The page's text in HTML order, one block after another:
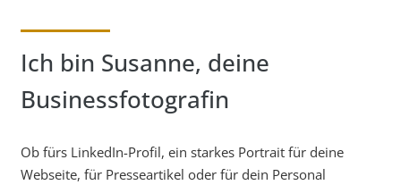
Ich bin Susanne, deine
Businessfotografin
Ob fürs LinkedIn-Profil, ein starkes Portrait für deine
Webseite, für Presseartikel oder für dein Personal